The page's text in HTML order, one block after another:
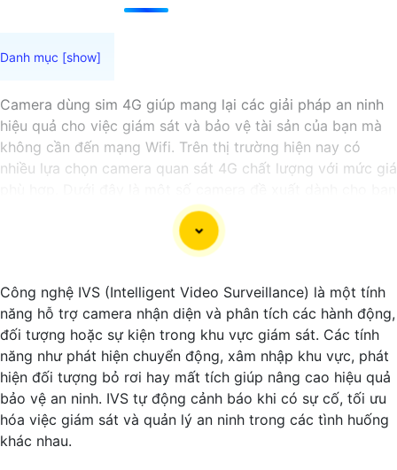
Camera dùng sim 4G giúp mang lại các giải pháp an ninh
hiệu quả cho việc giám sát và bảo vệ tài sản của bạn mà
không cần đến mạng Wifi. Trên thị trường hiện nay có
nhiều lựa chọn camera quan sát 4G chất lượng với mức giá
Công nghệ IVS (Intelligent Video Surveillance) là một tính
năng hỗ trợ camera nhận diện và phân tích các hành động,
đối tượng hoặc sự kiện trong khu vực giám sát. Các tính
năng như phát hiện chuyển động, xâm nhập khu vực, phát
hiện đối tượng bỏ rơi hay mất tích giúp nâng cao hiệu quả
bảo vệ an ninh. IVS tự động cảnh báo khi có sự cố, tối ưu
hóa việc giám sát và quản lý an ninh trong các tình huống
khác nhau.